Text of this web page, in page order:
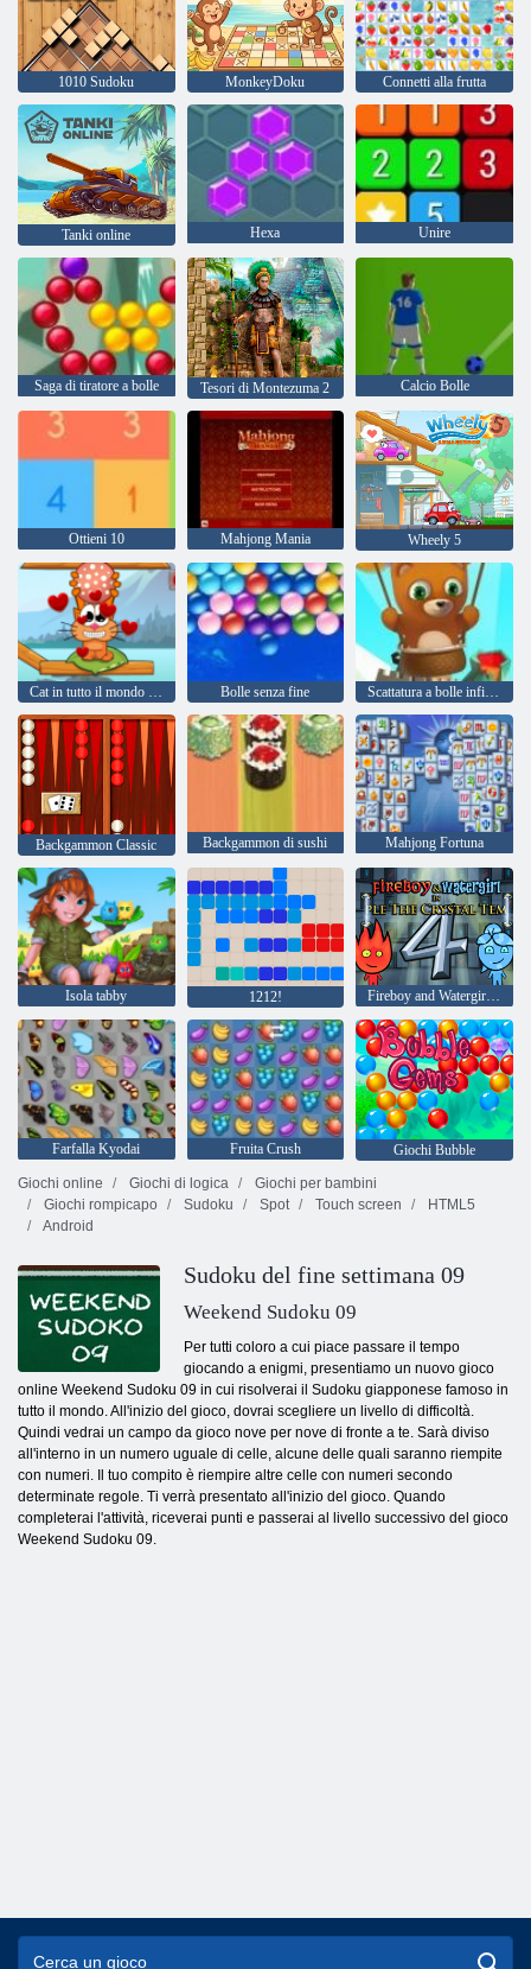
1010 Sudoku MonkeyDoku Connetti alla frutta
Tanki online Hexa Unire
Saga di tiratore a bolle Tesori di Montezuma 2 Calcio Bolle
Ottieni 10 Mahjong Mania Wheely 5
Cat in tutto il mondo - Alpine Lakes Bolle senza fine Scattatura a bolle infinita
Backgammon Classic Backgammon di sushi Mahjong Fortuna
Isola tabby 1212! Fireboy and Watergirl 4: Tempio di Cristallo
Farfalla Kyodai Fruita Crush
Giochi Bubble
Giochi online
Giochi di logica
Giochi per bambini
Giochi rompicapo
Sudoku Spot Touch screen
HTML5
Android
Sudoku del fine settimana 09
Weekend Sudoku 09
Per tutti coloro a cui piace passare il tempo
giocando a enigmi, presentiamo un nuovo gioco
online Weekend Sudoku 09 in cui risolverai il Sudoku giapponese famoso in
tutto il mondo. All'inizio del gioco, dovrai scegliere un livello di difficoltà.
Quindi vedrai un campo da gioco nove per nove di fronte a te. Sarà diviso
all'interno in un numero uguale di celle, alcune delle quali saranno riempite
con numeri. Il tuo compito è riempire altre celle con numeri secondo
determinate regole. Ti verrà presentato all'inizio del gioco. Quando
completerai l'attività, riceverai punti e passerai al livello successivo del gioco
Weekend Sudoku 09.